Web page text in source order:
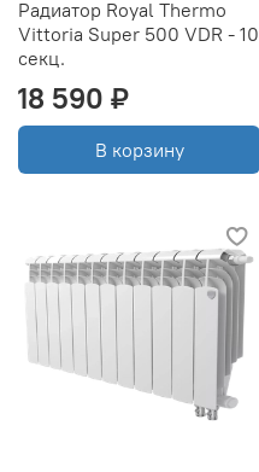
Радиатор Royal Thermo
Vittoria Super 500 VDR - 10
секц.
18 590 ₽
В корзину